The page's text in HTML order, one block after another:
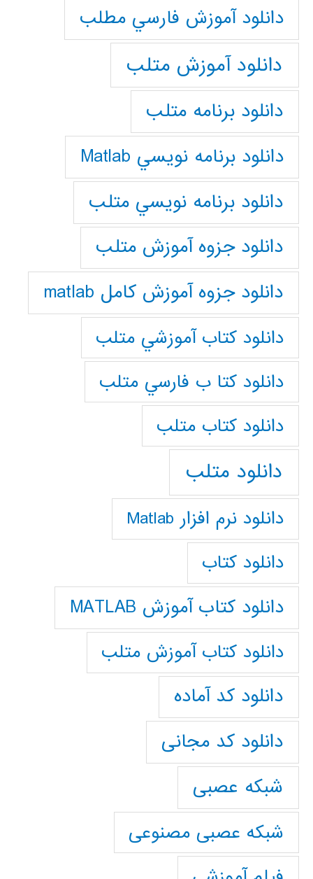
دانلود آموزش فارسي مطلب
دانلود آموزش متلب
دانلود برنامه متلب
دانلود برنامه نويسي Matlab
دانلود برنامه نويسي متلب
دانلود جزوه آموزش متلب
دانلود جزوه آموزش کامل matlab
دانلود كتاب آموزشي متلب
دانلود كتا ب فارسي متلب
دانلود كتاب متلب
دانلود متلب
دانلود نرم افزار Matlab
دانلود کتاب
دانلود کتاب آموزش MATLAB
دانلود کتاب آموزش متلب
دانلود کد آماده
دانلود کد مجانی
شبکه عصبی
شبکه عصبی مصنوعی